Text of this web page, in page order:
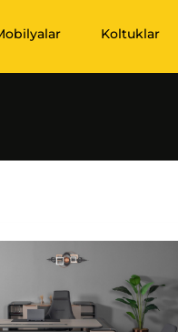
Koltuklar